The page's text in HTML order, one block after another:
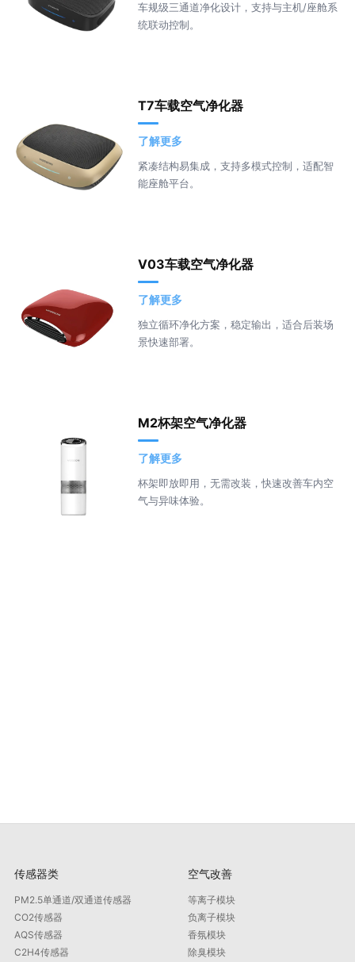
车规级三通道净化设计，支持与主机/座舱系
统联动控制。
T7车载空气净化器
了解更多
紧凑结构易集成，支持多模式控制，适配智
能座舱平台。
V03车载空气净化器
了解更多
独立循环净化方案，稳定输出，适合后装场
景快速部署。
M2杯架空气净化器
了解更多
杯架即放即用，无需改装，快速改善车内空
气与异味体验。
传感器类
PM2.5单通道/双通道传感器
CO2传感器
AQS传感器
C2H4传感器
空气改善
等离子模块
负离子模块
香氛模块
除臭模块